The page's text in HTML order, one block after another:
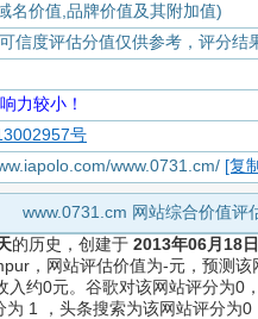
名价值,品牌价值及其附加值)
信度评估分值仅供参考，评分结
力较小！
号
www.0731.cm/ [复
www.0731.cm 网站综合价值评
的历史，创建于 2013年06月18日
，网站评估价值为-元，预测
入约0元。谷歌对该网站评分为0
1 ，头条搜索为该网站评分为